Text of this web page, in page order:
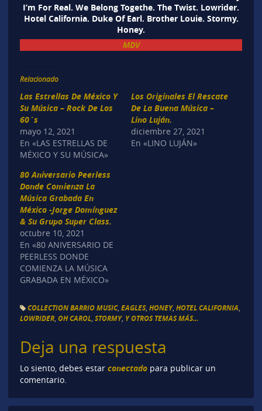
I’m For Real. We Belong Togethe. The Twist. Lowrider.
Hotel California. Duke Of Earl. Brother Louie. Stormy.
Honey.
MDV
Relacionado
Las Estrellas De México Y
Su Música – Rock De Los
60´s
mayo 12, 2021
En «LAS ESTRELLAS DE
MÉXICO Y SU MÚSICA»
Los Originales El Rescate
De La Buena Música –
Lino Luján.
diciembre 27, 2021
En «LINO LUJÁN»
80 Aniversario Peerless
Donde Comienza La
Música Grabada En
México -Jorge Domínguez
& Su Grupo Super Class.
octubre 10, 2021
En «80 ANIVERSARIO DE
PEERLESS DONDE
COMIENZA LA MÚSICA
GRABADA EN MÉXICO»
COLLECTION BARRIO MUSIC, EAGLES, HONEY, HOTEL CALIFORNIA
LOWRIDER, OH CAROL, STORMY, Y OTROS TEMAS MÁS...
Deja una respuesta
Lo siento, debes estar conectadopara publicar un
comentario.